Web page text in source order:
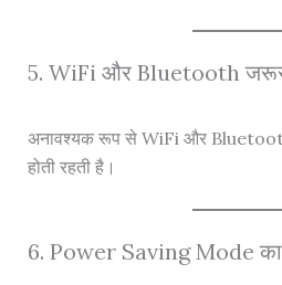
5. WiFi और Bluetooth
अनावश्यक रूप से WiFi और Bluetooth
होती रहती है।
6. Power Saving Mode